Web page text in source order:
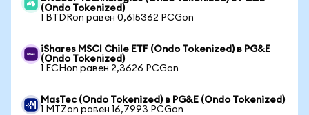
(Ondo Tokenized)
1 BTDRon равен 0,615362 PCGon
iShares MSCI Chile ETF (Ondo Tokenized) в PG&E
(Ondo Tokenized)
1 ECHon равен 2,3626 PCGon
MasTec (Ondo Tokenized) в PG&E (Ondo Tokenized)
1 MTZon равен 16,7993 PCGon